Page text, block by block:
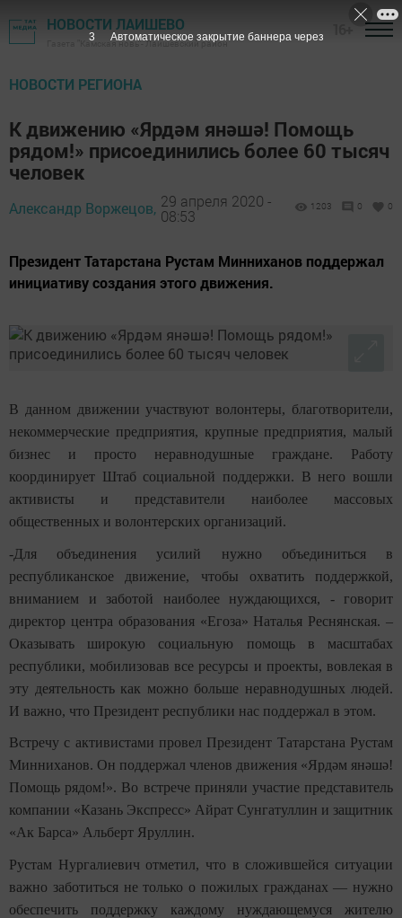
НОВОСТИ ЛАИШЕВО
Газета "Камская новь"- Лаишевский район
НОВОСТИ РЕГИОНА
К движению «Ярдәм янәшә! Помощь
рядом!» присоединились более 60 тысяч
человек
Александр Воржецов, 29 апреля 2020 -
08:53
1203 0 0
Президент Татарстана Рустам Минниханов поддержал
инициативу создания этого движения.
В данном движении участвуют волонтеры, благотворители,
некоммерческие предприятия, крупные предприятия, малый
бизнес и просто неравнодушные граждане. Работу
координирует Штаб социальной поддержки. В него вошли
активисты и представители наиболее массовых
общественных и волонтерских организаций.
-Для объединения усилий нужно объединиться в
республиканское движение, чтобы охватить поддержкой,
вниманием и заботой наиболее нуждающихся, - говорит
директор центра образования «Егоза» Наталья Реснянская. –
Оказывать широкую социальную помощь в масштабах
республики, мобилизовав все ресурсы и проекты, вовлекая в
эту деятельность как можно больше неравнодушных людей.
И важно, что Президент республики нас поддержал в этом.
Встречу с активистами провел Президент Татарстана Рустам
Минниханов. Он поддержал членов движения «Ярдәм янәшә!
Помощь рядом!». Во встрече приняли участие представитель
компании «Казань Экспресс» Айрат Сунгатуллин и защитник
«Ак Барса» Альберт Яруллин.
Рустам Нургалиевич отметил, что в сложившейся ситуации
важно заботиться не только о пожилых гражданах — нужно
обеспечить поддержку каждому нуждающемуся жителю
2 Автоматическое закрытие баннера через